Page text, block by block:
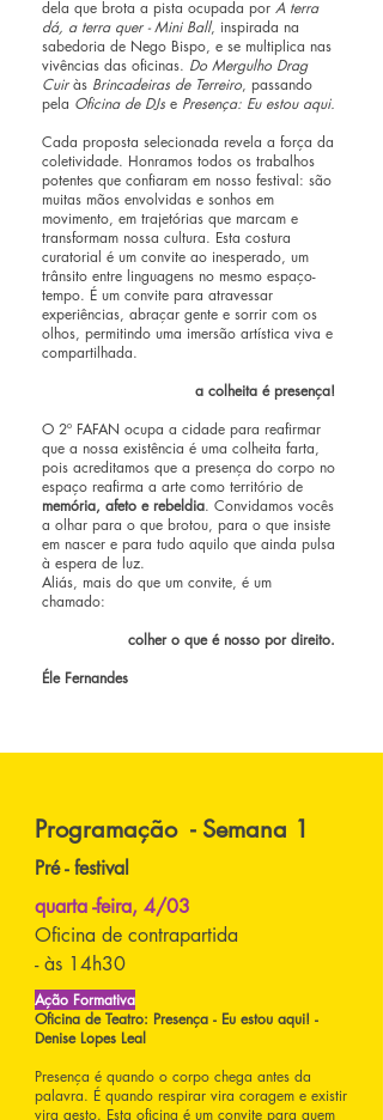
dela que brota a pista ocupada por A terra
dá, a terra quer - Mini Ball, inspirada na
sabedoria de Nego Bispo, e se multiplica nas
vivências das oficinas. Do Mergulho Drag
Cuiràs Brincadeiras de Terreiro, passando
pela Oficina de DJs e Presença: Eu estou aqui.
Cada proposta selecionada revela a força da
coletividade. Honramos todos os trabalhos
potentes que confiaram em nosso festival: são
muitas mãos envolvidas e sonhos em
movimento, em trajetórias que marcam e
transformam nossa cultura. Esta costura
curatorial é um convite ao inesperado, um
trânsito entre linguagens no mesmo espaço-
tempo. É um convite para atravessar
experiências, abraçar gente e sorrir com os
olhos, permitindo uma imersão artística viva e
compartilhada.
a colheita é presença!
O 2º FAFAN ocupa a cidade para reafirmar
que a nossa existência é uma colheita farta,
pois acreditamos que a presença do corpo no
espaço reafirma a arte como território de
memória, afeto e rebeldia. Convidamos vocês
a olhar para o que brotou, para o que insiste
em nascer e para tudo aquilo que ainda pulsa
à espera de luz.
Aliás, mais do que um convite, é um
chamado:
colher o que é nosso por direito.
Éle Fernandes
Programação - Semana 1
Pré - festival
quarta -feira, 4/03
Oficina de contrapartida
- às 14h30
Ação Formativa
Oficina de Teatro: Presença - Eu estou aqui! -
Denise Lopes Leal
Presença é quando o corpo chega antes da
palavra. É quando respirar vira coragem e existir
vira gesto. Esta oficina é um convite para quem